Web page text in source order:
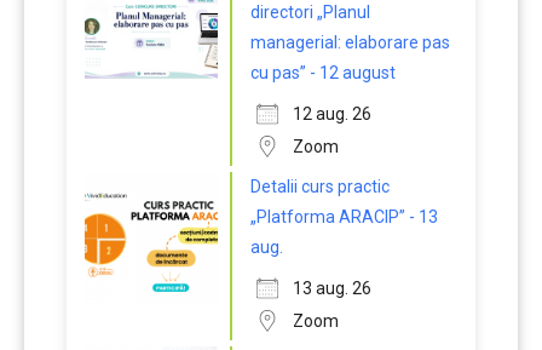
directori „Planul
managerial: elaborare pas
cu pas” - 12 august
12 aug. 26
Zoom
Detalii curs practic
„Platforma ARACIP” - 13
aug.
13 aug. 26
Zoom